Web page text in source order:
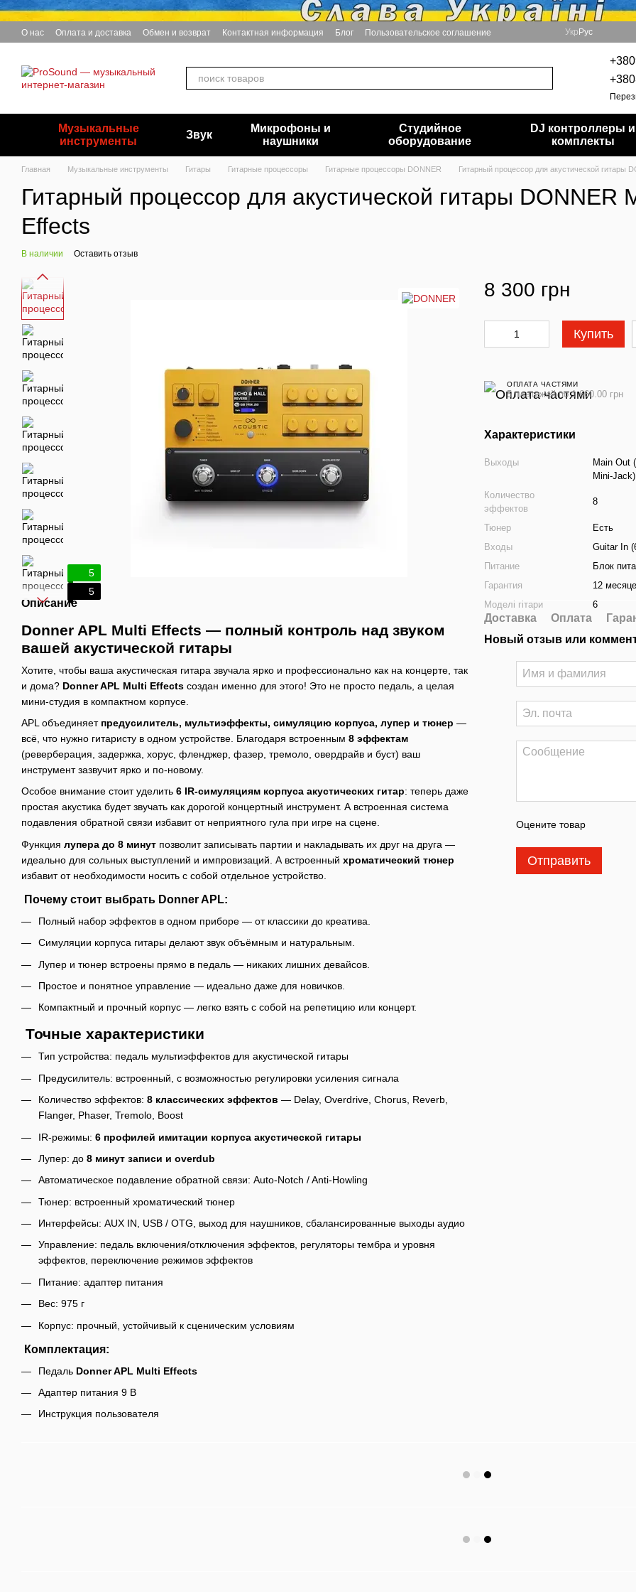
Перейти к основному контенту
О нас Оплата и доставка Обмен и возврат Контактная информация Блог Пользовательское соглашение Укр Рус
Музыкальные
инструменты
Звук
Микрофоны и
наушники
Студийное
оборудование
DJ контроллеры и
комплекты
Главная Музыкальные инструменты Гитары Гитарные процессоры Гитарные процессоры DONNER Гитарный процессор для акустической гитары
Гитарный процессор для акустической гитары DONNER
Effects
В наличии Оставить отзыв
5
5
Описание
Donner APL Multi Effects — полный контроль над звуком
вашей акустической гитары
Хотите, чтобы ваша акустическая гитара звучала ярко и профессионально как на концерте, так
и дома? Donner APL Multi Effects создан именно для этого! Это не просто педаль, а целая
мини-студия в компактном корпусе.
APL объединяет предусилитель, мультиэффекты, симуляцию корпуса, лупер и тюнер —
всё, что нужно гитаристу в одном устройстве. Благодаря встроенным 8 эффектам
(реверберация, задержка, хорус, фленджер, фазер, тремоло, овердрайв и буст) ваш
инструмент зазвучит ярко и по-новому.
Особое внимание стоит уделить 6 IR-симуляциям корпуса акустических гитар: теперь даже
простая акустика будет звучать как дорогой концертный инструмент. А встроенная система
подавления обратной связи избавит от неприятного гула при игре на сцене.
Функция лупера до 8 минут позволит записывать партии и накладывать их друг на друга —
идеально для сольных выступлений и импровизаций. А встроенный хроматический тюнер
избавит от необходимости носить с собой отдельное устройство.
Почему стоит выбрать Donner APL:
Полный набор эффектов в одном приборе — от классики до креатива.
Симуляции корпуса гитары делают звук объёмным и натуральным.
Лупер и тюнер встроены прямо в педаль — никаких лишних девайсов.
Простое и понятное управление — идеально даже для новичков.
Компактный и прочный корпус — легко взять с собой на репетицию или концерт.
Точные характеристики
Тип устройства: педаль мультиэффектов для акустической гитары
Предусилитель: встроенный, с возможностью регулировки усиления сигнала
Количество эффектов: 8 классических эффектов — Delay, Overdrive, Chorus, Reverb,
Flanger, Phaser, Tremolo, Boost
IR-режимы: 6 профилей имитации корпуса акустической гитары
Лупер: до 8 минут записи и overdub
Автоматическое подавление обратной связи: Auto-Notch / Anti-Howling
Тюнер: встроенный хроматический тюнер
Интерфейсы: AUX IN, USB / OTG, выход для наушников, сбалансированные выходы аудио
Управление: педаль включения/отключения эффектов, регуляторы тембра и уровня
эффектов, переключение режимов эффектов
Питание: адаптер питания
Вес: 975 г
Корпус: прочный, устойчивый к сценическим условиям
Комплектация:
Педаль Donner APL Multi Effects
Адаптер питания 9 В
Инструкция пользователя
8 300 грн
Купить
ОПЛАТА ЧАСТЯМИ
5 платежей по 1 660.00 грн
Характеристики
Выходы
Main Out
Mini-Jack)
Количество
эффектов
8
Тюнер
Есть
Входы
Guitar In
Питание
Блок
Гарантия
12
Моделі гітари
6
Доставка Оплата
Новый отзыв или
Оцените товар
Отправить